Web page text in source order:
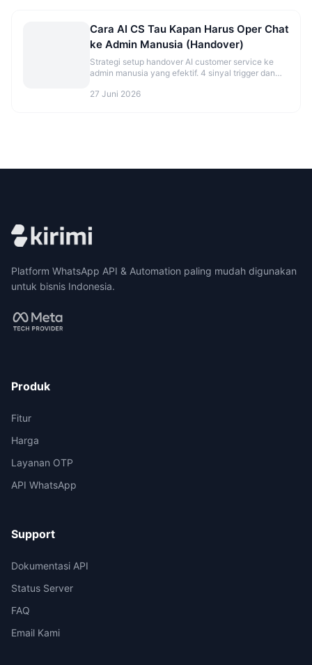
Cara AI CS Tau Kapan Harus Oper Chat
ke Admin Manusia (Handover)
Strategi setup handover AI customer service ke
admin manusia yang efektif. 4 sinyal trigger dan
27 Juni 2026
Platform WhatsApp API & Automation paling mudah digunakan
untuk bisnis Indonesia.
Produk
Fitur
Harga
Layanan OTP
API WhatsApp
Support
Dokumentasi API
Status Server
FAQ
Email Kami